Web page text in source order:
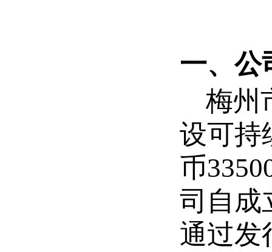
一、公
梅州
设可持
币
司自成
通过发